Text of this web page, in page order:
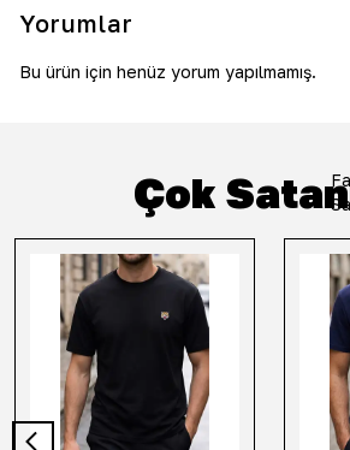
Yorumlar
Bu ürün için henüz yorum yapılmamış.
Çok